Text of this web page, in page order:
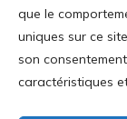
que le
uniques sur ce
son
caractéristiques